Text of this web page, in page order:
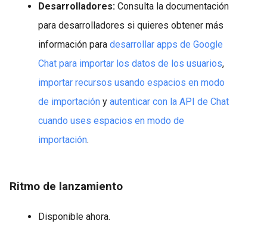
Desarrolladores: Consulta la documentación
para desarrolladores si quieres obtener más
información para desarrollar apps de Google
Chat para importar los datos de los usuarios,
importar recursos usando espacios en modo
de importación y autenticar con la API de Chat
cuando uses espacios en modo de
importación.
Ritmo de lanzamiento
Disponible ahora.